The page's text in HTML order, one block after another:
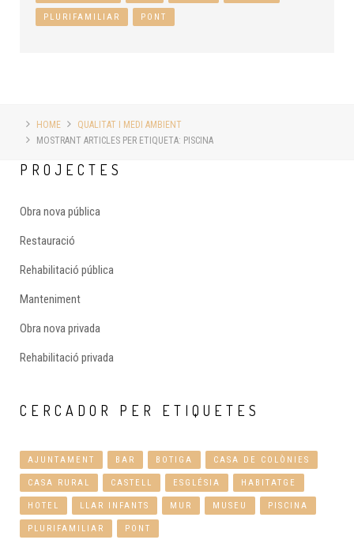
PLURIFAMILIAR PONT
HOME
QUALITAT I MEDI AMBIENT
MOSTRANT ARTICLES PER ETIQUETA: PISCINA
PROJECTES
Obra nova pública
Restauració
Rehabilitació pública
Manteniment
Obra nova privada
Rehabilitació privada
CERCADOR PER ETIQUETES
AJUNTAMENT BAR BOTIGA CASA DE COLÒNIES
CASA RURAL CASTELL ESGLÉSIA HABITATGE
HOTEL LLAR INFANTS MUR MUSEU PISCINA
PLURIFAMILIAR PONT